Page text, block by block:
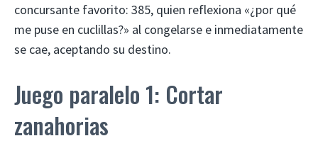
concursante favorito: 385, quien reflexiona «¿por qué
me puse en cuclillas?» al congelarse e inmediatamente
se cae, aceptando su destino.
Juego paralelo 1: Cortar
zanahorias